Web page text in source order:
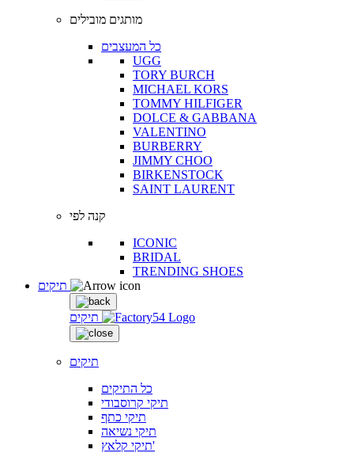
מותגים מובילים
כל המעצבים
UGG
TORY BURCH
MICHAEL KORS
TOMMY HILFIGER
DOLCE & GABBANA
VALENTINO
BURBERRY
JIMMY CHOO
BIRKENSTOCK
SAINT LAURENT
קנה לפי
ICONIC
BRIDAL
TRENDING SHOES
תיקים
תיקים
כל התיקים
תיקי קרוסבודי
תיקי כתף
תיקי נשיאה
תיקי קלאץ'